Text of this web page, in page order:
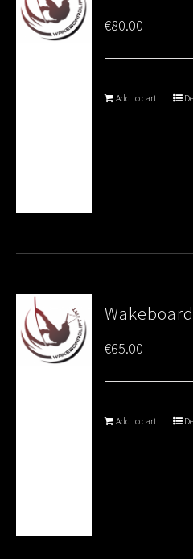
€80.00
Add to cart
€65.00
Add to cart